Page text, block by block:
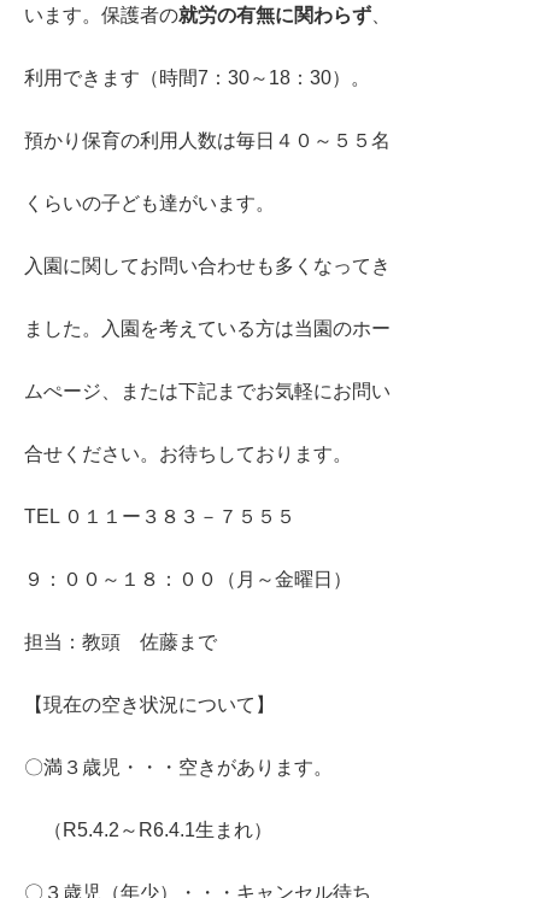
います。保護者の就労の有無に関わらず
利用できます（時間7：30～18：30）。
預かり保育の利用人数は毎日４０～５５名
くらいの子ども達がいます。
入園に関してお問い合わせも多くなってき
ました。入園を考えている方は当園のホー
ムぺージ、または下記までお気軽にお問い
合せください。お待ちしております。
TEL ０１１ー３８３－７５５５
９：００～１８：００（月～金曜日）
担当：教頭 佐藤まで
【現在の空き状況について】
〇満３歳児・・・空きがあります。
（R5.4.2～R6.4.1生まれ）
〇３歳児（年少）・・・キャンセル待ち